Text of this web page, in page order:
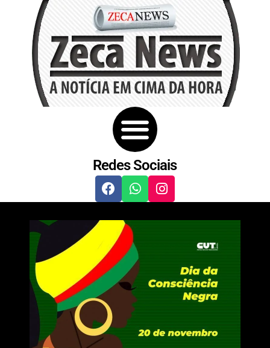
Redes Sociais